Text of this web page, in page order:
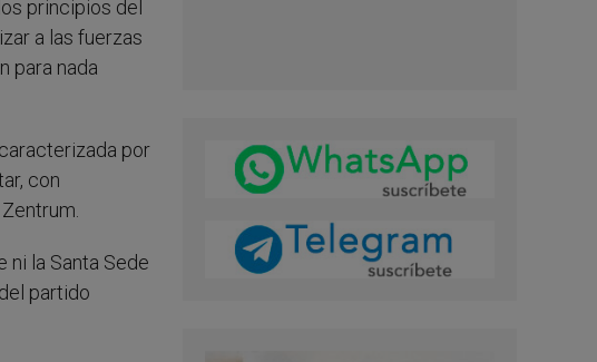
principios del
a las fuerzas
para nada
por
con
ni la Santa Sede
partido